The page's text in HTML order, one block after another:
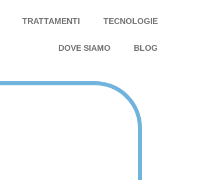
TRATTAMENTI TECNOLOGIE
DOVE SIAMO BLOG